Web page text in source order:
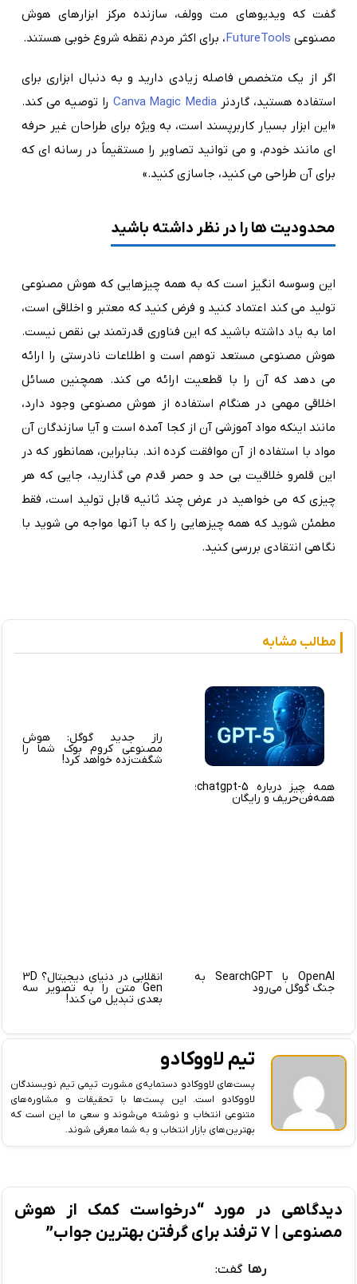
گفت که ویدیوهای مت وولف، سازنده مرکز ابزارهای هوش
مصنوعی FutureTools، برای اکثر مردم نقطه شروع خوبی هستند.
اگر از یک متخصص فاصله زیادی دارید و به دنبال ابزاری برای
استفاده هستید، گاردنر Canva Magic Media را توصیه می کند.
«این ابزار بسیار کاربرپسند است، به ویژه برای طراحان غیر حرفه
ای مانند خودم، و می توانید تصاویر را مستقیماً در رسانه ای که
برای آن طراحی می کنید، جاسازی کنید.»
محدودیت ها را در نظر داشته باشید
این وسوسه انگیز است که به همه چیزهایی که هوش مصنوعی
تولید می کند اعتماد کنید و فرض کنید که معتبر و اخلاقی است،
اما به یاد داشته باشید که این فناوری قدرتمند بی نقص نیست.
هوش مصنوعی مستعد توهم است و اطلاعات نادرستی را ارائه
می دهد که آن را با قطعیت ارائه می کند. همچنین مسائل
اخلاقی مهمی در هنگام استفاده از هوش مصنوعی وجود دارد،
مانند اینکه مواد آموزشی آن از کجا آمده است و آیا سازندگان آن
مواد با استفاده از آن موافقت کرده اند. بنابراین، همانطور که در
این قلمرو خلاقیت بی حد و حصر قدم می گذارید، جایی که هر
چیزی که می خواهید در عرض چند ثانیه قابل تولید است، فقط
مطمئن شوید که همه چیزهایی را که با آنها مواجه می شوید با
نگاهی انتقادی بررسی کنید.
مطالب مشابه
همه چیز درباره chatgpt-5؛
همه‌فن‌حریف و رایگان
راز جدید گوگل: هوش
مصنوعی کروم‌ بوک شما را
شگفت‌زده خواهد کرد!
OpenAI با SearchGPT به
جنگ گوگل می‌رود
انقلابی در دنیای دیجیتال؟ 3D
Gen متن را به تصویر سه
بعدی تبدیل می کند!
تیم لاووکادو
پست‌های لاووکادو دستمایه‌ی مشورت تیمی تیم نویسندگان
لاووکادو است. این پست‌ها با تحقیقات و مشاوره‌های
متنوعی انتخاب و نوشته می‌شوند و سعی ما این است که
بهترین‌های بازار انتخاب و به شما معرفی شوند.
دیدگاهی در مورد “درخواست کمک از هوش
مصنوعی | ۷ ترفند برای گرفتن بهترین جواب
”
رها گفت: